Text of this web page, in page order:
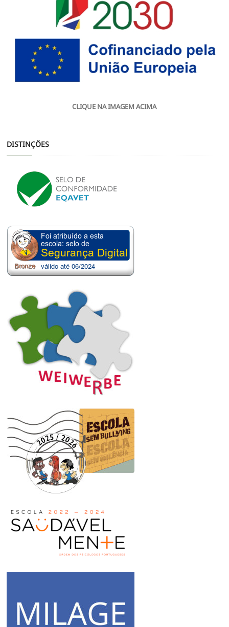
CLIQUE NA IMAGEM ACIMA
DISTINÇÕES